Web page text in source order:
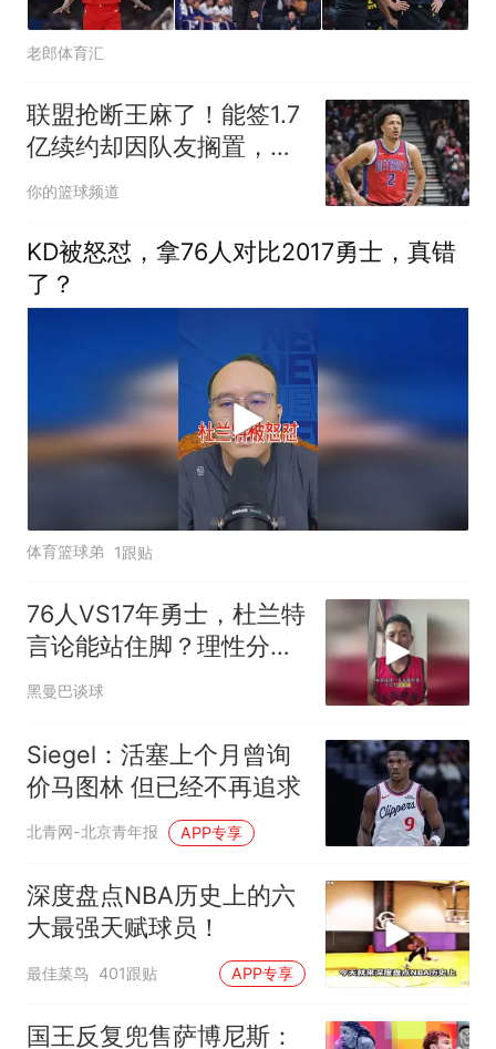
老郎体育汇
联盟抢断王麻了！能签1.7
亿续约却因队友搁置，活
塞遭遇勇士悲剧
你的篮球频道
KD被怒怼，拿76人对比2017勇士，真错
了？
体育篮球弟 1跟贴
76人VS17年勇士，杜兰特
言论能站住脚？理性分析
勇士有多强
黑曼巴谈球
Siegel：活塞上个月曾询
价马图林 但已经不再追求
北青网-北京青年报 APP专享
深度盘点NBA历史上的六
大最强天赋球员！
最佳菜鸟 401跟贴 APP专享
国王反复兜售萨博尼斯：